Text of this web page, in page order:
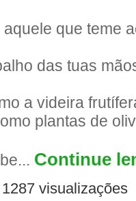
que teme
das tuas
a videira
plantas de
Continue
1287 visualizações